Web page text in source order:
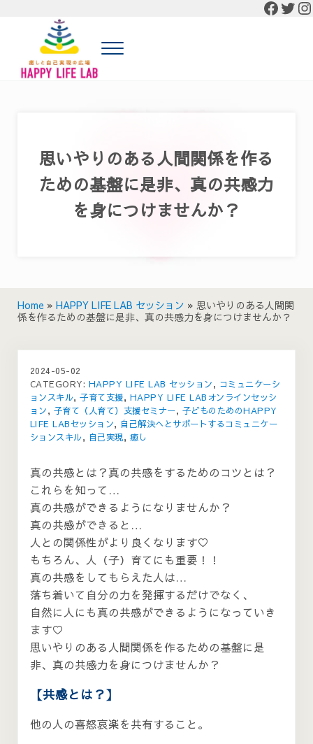
Menu
思いやりのある人間関係を作る
ための基盤に是非、真の共感力
を身につけませんか？
Home » HAPPY LIFE LAB セッション » 思いやりのある人間関
係を作るための基盤に是非、真の共感力を身につけませんか？
2024-05-02
CATEGORY: HAPPY LIFE LAB セッション, コミュニケーシ
ョンスキル,子育て支援, HAPPY LIFE LABオンラインセッシ
ョン, 子育て（人育て）支援セミナー, 子どものためのHAPPY
LIFE LABセッション, 自己解決へとサポートするコミュニケー
ションスキル, 自己実現, 癒し
真の共感とは？真の共感をするためのコツとは？
これらを知って…
真の共感ができるようになりませんか？
真の共感ができると…
人との関係性がより良くなります♡
もちろん、人（子）育てにも重要！！
真の共感をしてもらえた人は…
落ち着いて自分の力を発揮するだけでなく、
自然に人にも真の共感ができるようになっていき
ます♡
思いやりのある人間関係を作るための基盤に是
非、真の共感力を身につけませんか？
【共感とは？】
他の人の喜怒哀楽を共有すること。